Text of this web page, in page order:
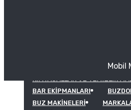
KIMYASALLAR VE TEMIZLIK
BAR EKIPMANLARI
BUZ MAKINELERI
Mobil